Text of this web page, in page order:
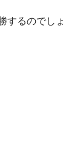
するのでしょ